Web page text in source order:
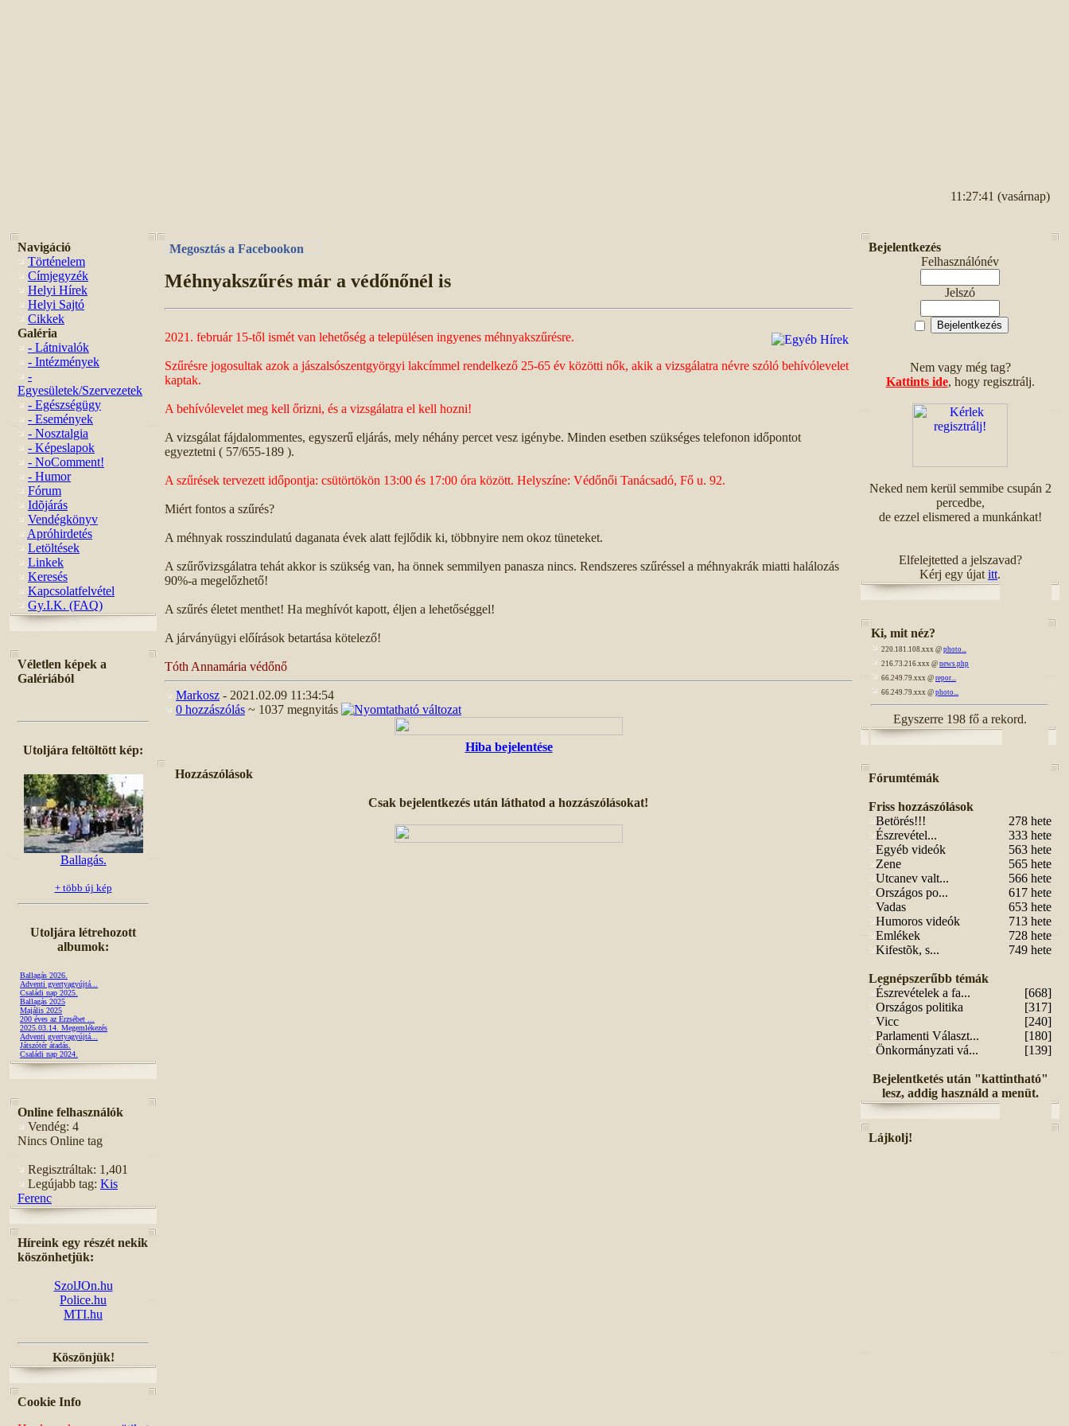
11:27:41 (vasárnap)
Navigáció
Történelem
Címjegyzék
Helyi Hírek
Helyi Sajtó
Cikkek
Galéria
- Látnivalók
- Intézmények
-
Egyesületek/Szervezetek
- Egészségügy
- Események
- Nosztalgia
- Képeslapok
- NoComment!
- Humor
Fórum
Idõjárás
Vendégkönyv
Apróhirdetés
Letöltések
Linkek
Keresés
Kapcsolatfelvétel
Gy.I.K. (FAQ)
Véletlen képek a
Galériából
Utoljára feltöltött kép:
Ballagás.
+ több új kép
Utoljára létrehozott
albumok:
Ballagás 2026.
Adventi gyertyagyújtá...
Családi nap 2025.
Ballagás 2025
Majális 2025
200 éves az Erzsébet ...
2025.03.14. Megemlékezés
Adventi gyertyagyújtá...
Játszótér átadás.
Családi nap 2024.
Online felhasználók
Vendég: 4
Nincs Online tag
Regisztráltak: 1,401
Legújabb tag: Kis
Ferenc
Híreink egy részét nekik
köszönhetjük:
SzolJOn.hu
Police.hu
MTI.hu
Köszönjük!
Cookie Info
Megosztás a Facebookon
Méhnyakszűrés már a védőnőnél is
2021. február 15-től ismét van lehetőség a településen ingyenes méhnyakszűrésre.
Szűrésre jogosultak azok a jászalsószentgyörgyi lakcímmel rendelkező 25-65 év közötti nők, akik a vizsgálatra névre szóló behívólevelet
kaptak.
A behívólevelet meg kell őrizni, és a vizsgálatra el kell hozni!
A vizsgálat fájdalommentes, egyszerű eljárás, mely néhány percet vesz igénybe. Minden esetben szükséges telefonon időpontot
egyeztetni ( 57/655-189 ).
A szűrések tervezett időpontja: csütörtökön 13:00 és 17:00 óra között. Helyszíne: Védőnői Tanácsadó, Fő u. 92.
Miért fontos a szűrés?
A méhnyak rosszindulatú daganata évek alatt fejlődik ki, többnyire nem okoz tüneteket.
A szűrővizsgálatra tehát akkor is szükség van, ha önnek semmilyen panasza nincs. Rendszeres szűréssel a méhnyakrák miatti halálozás
90%-a megelőzhető!
A szűrés életet menthet! Ha meghívót kapott, éljen a lehetőséggel!
A járványügyi előírások betartása kötelező!
Tóth Annamária védőnő
Markosz - 2021.02.09 11:34:54
0 hozzászólás ~ 1037 megnyitás
Hiba bejelentése
Hozzászólások
Csak bejelentkezés után láthatod a hozzászólásokat!
Bejelentkezés
Felhasználónév
Jelszó
Nem vagy még tag?
Kattints ide, hogy regisztrálj.
Neked nem kerül semmibe csupán 2
percedbe,
de ezzel elismered a munkánkat!
Elfelejtetted a jelszavad?
Kérj egy újat itt.
Ki, mit néz?
220.181.108.xxx @ photo...
216.73.216.xxx @ news.php
66.249.79.xxx @ repor...
66.249.79.xxx @ photo...
Egyszerre 198 fő a rekord.
Fórumtémák
Friss hozzászólások
Betörés!!!
278 hete
Észrevétel...
333 hete
Egyéb videók
563 hete
Zene
565 hete
Utcanev valt...
566 hete
Országos po...
617 hete
Vadas
653 hete
Humoros videók
713 hete
Emlékek
728 hete
Kifestõk, s...
749 hete
Legnépszerűbb témák
Észrevételek a fa...
[668]
Országos politika
[317]
Vicc
[240]
Parlamenti Választ...
[180]
Önkormányzati vá...
[139]
Bejelentketés után "kattintható"
lesz, addig használd a menüt.
Lájkolj!